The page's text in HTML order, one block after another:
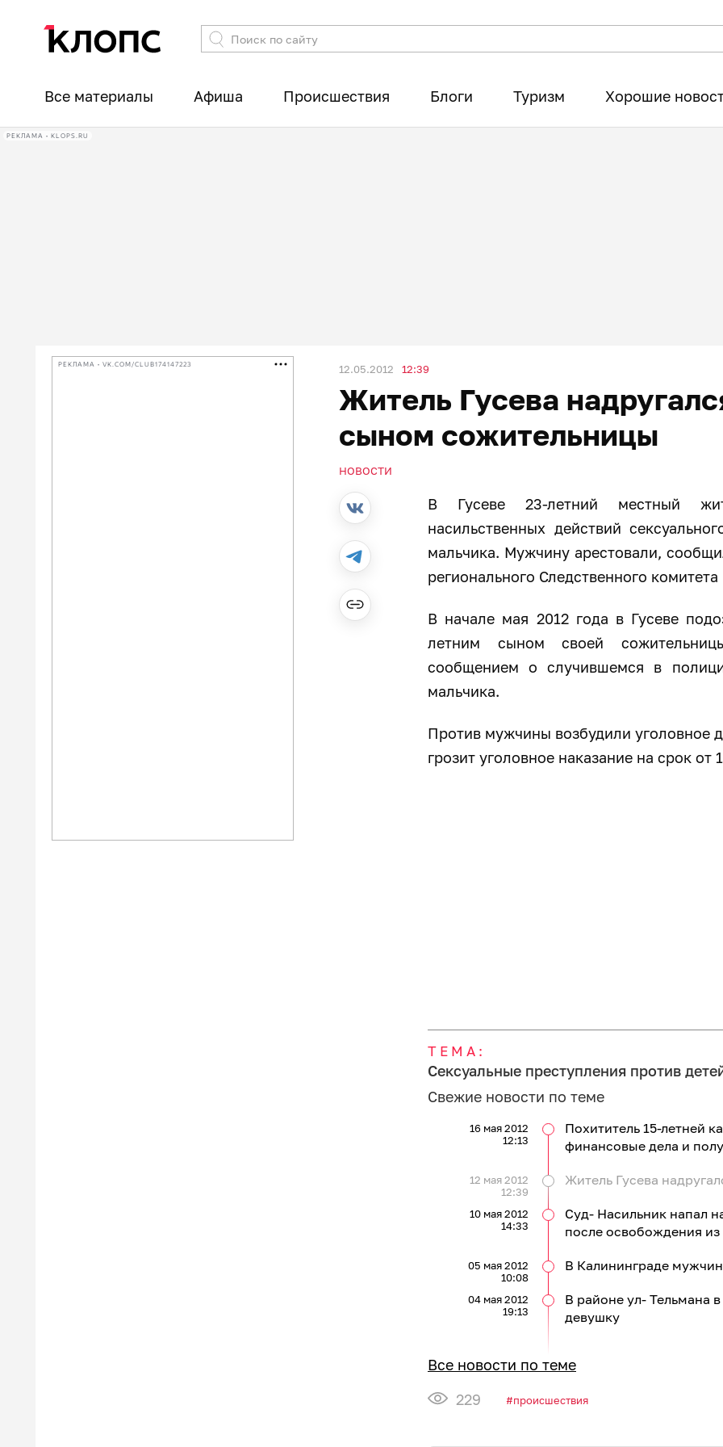
Все материалы Афиша Происшествия Блоги Туризм Хорошие
РЕКЛАМА • KLOPS.RU
РЕКЛАМА • VK.COM/CLUB174147223 12.05.2012 12:39
Житель Гусева
сыном сожительницы
НОВОСТИ
В Гусеве 23-летний местный
насильственных действий
мальчика. Мужчину арестовали,
регионального Следственного
В начале мая 2012 года в Гусеве
летним сыном своей
сообщением о случившемся в
мальчика.
Против мужчины возбудили уголовное
грозит уголовное наказание на срок
ТЕМА:
Сексуальные преступления против
Свежие новости по теме
Похититель 15-летней
финансовые дела и
16 мая 2012
12:13
Житель Гусева
12 мая 2012
12:39
Суд- Насильник напал
после освобождения
10 мая 2012
14:33
В Калининграде
05 мая 2012
10:08
В районе ул- Тельмана
девушку
04 мая 2012
19:13
Все новости по теме
229
происшествия